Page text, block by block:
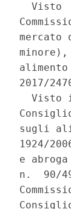
Visto
2017/
Visto
sugli
1924/
e
n.  90/